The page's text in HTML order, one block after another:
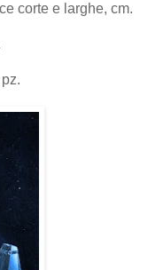
corte e larghe, cm.